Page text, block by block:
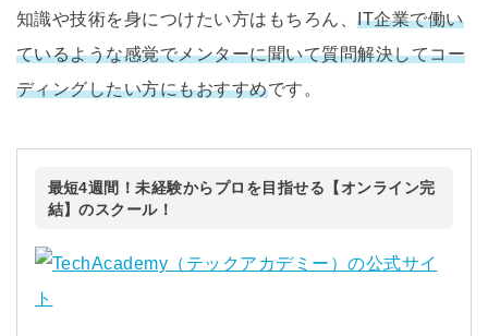
知識や技術を身につけたい方はもちろん、IT企業で働い
ているような感覚でメンターに聞いて質問解決してコー
ディングしたい方にもおすすめです。
最短4週間！未経験からプロを目指せる【オンライン完
結】のスクール！